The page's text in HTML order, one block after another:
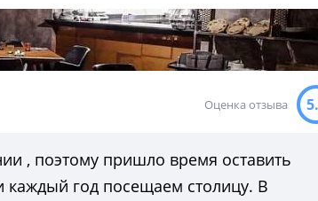
Оценка отзыва
, поэтому пришло время оставить
каждый год посещаем столицу. В